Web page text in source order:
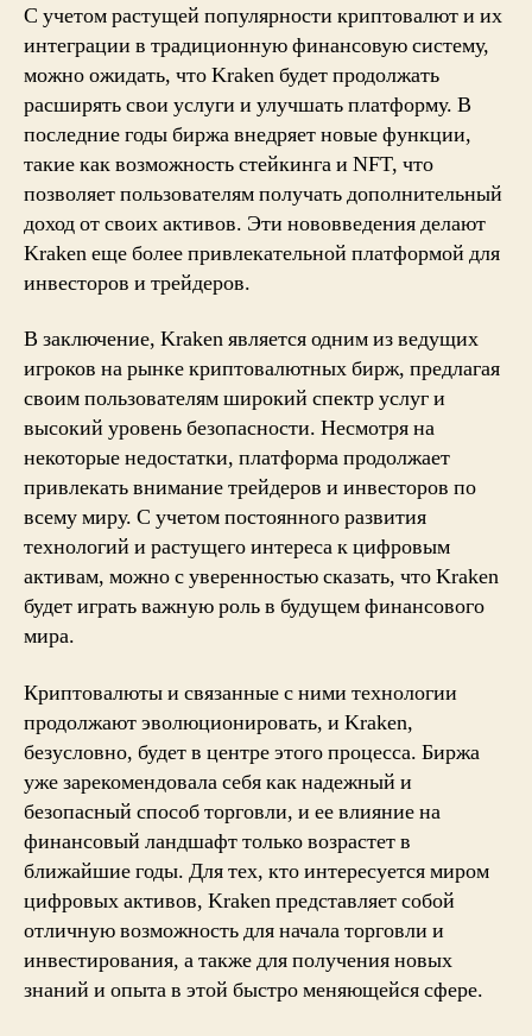
С учетом растущей популярности криптовалют и их
интеграции в традиционную финансовую систему,
можно ожидать, что Kraken будет продолжать
расширять свои услуги и улучшать платформу. В
последние годы биржа внедряет новые функции,
такие как возможность стейкинга и NFT, что
позволяет пользователям получать дополнительный
доход от своих активов. Эти нововведения делают
Kraken еще более привлекательной платформой для
инвесторов и трейдеров.
В заключение, Kraken является одним из ведущих
игроков на рынке криптовалютных бирж, предлагая
своим пользователям широкий спектр услуг и
высокий уровень безопасности. Несмотря на
некоторые недостатки, платформа продолжает
привлекать внимание трейдеров и инвесторов по
всему миру. С учетом постоянного развития
технологий и растущего интереса к цифровым
активам, можно с уверенностью сказать, что Kraken
будет играть важную роль в будущем финансового
мира.
Криптовалюты и связанные с ними технологии
продолжают эволюционировать, и Kraken,
безусловно, будет в центре этого процесса. Биржа
уже зарекомендовала себя как надежный и
безопасный способ торговли, и ее влияние на
финансовый ландшафт только возрастет в
ближайшие годы. Для тех, кто интересуется миром
цифровых активов, Kraken представляет собой
отличную возможность для начала торговли и
инвестирования, а также для получения новых
знаний и опыта в этой быстро меняющейся сфере.